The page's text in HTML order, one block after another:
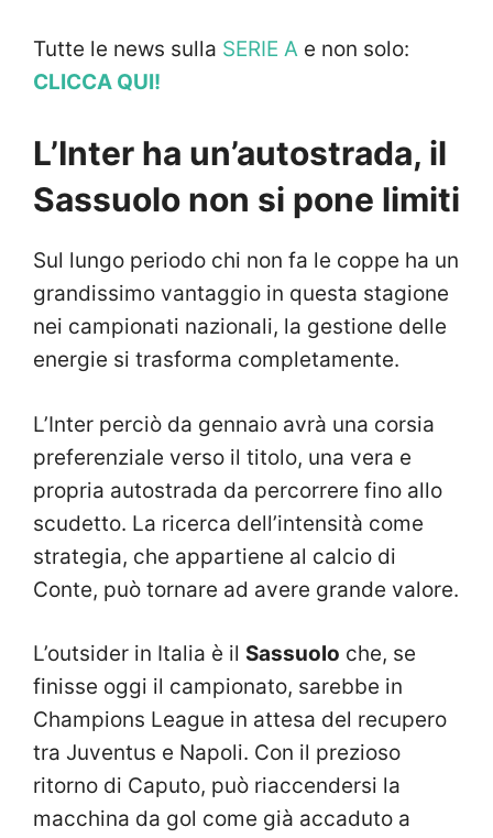
Tutte le news sulla SERIE A e non solo:
CLICCA QUI!
L’Inter ha un’autostrada, il
Sassuolo non si pone limiti
Sul lungo periodo chi non fa le coppe ha un
grandissimo vantaggio in questa stagione
nei campionati nazionali, la gestione delle
energie si trasforma completamente.
L’Inter perciò da gennaio avrà una corsia
preferenziale verso il titolo, una vera e
propria autostrada da percorrere fino allo
scudetto. La ricerca dell’intensità come
strategia, che appartiene al calcio di
Conte, può tornare ad avere grande valore.
L’outsider in Italia è il Sassuolo che, se
finisse oggi il campionato, sarebbe in
Champions League in attesa del recupero
tra Juventus e Napoli. Con il prezioso
ritorno di Caputo, può riaccendersi la
macchina da gol come già accaduto a